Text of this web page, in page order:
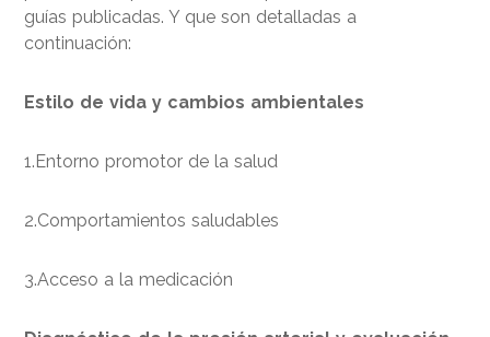
guías publicadas. Y que son detalladas a
continuación:
Estilo de vida y cambios ambientales
1.Entorno promotor de la salud
2.Comportamientos saludables
3.Acceso a la medicación